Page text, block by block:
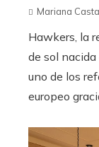
Mariana
Hawkers, la
de sol
uno de los
europeo